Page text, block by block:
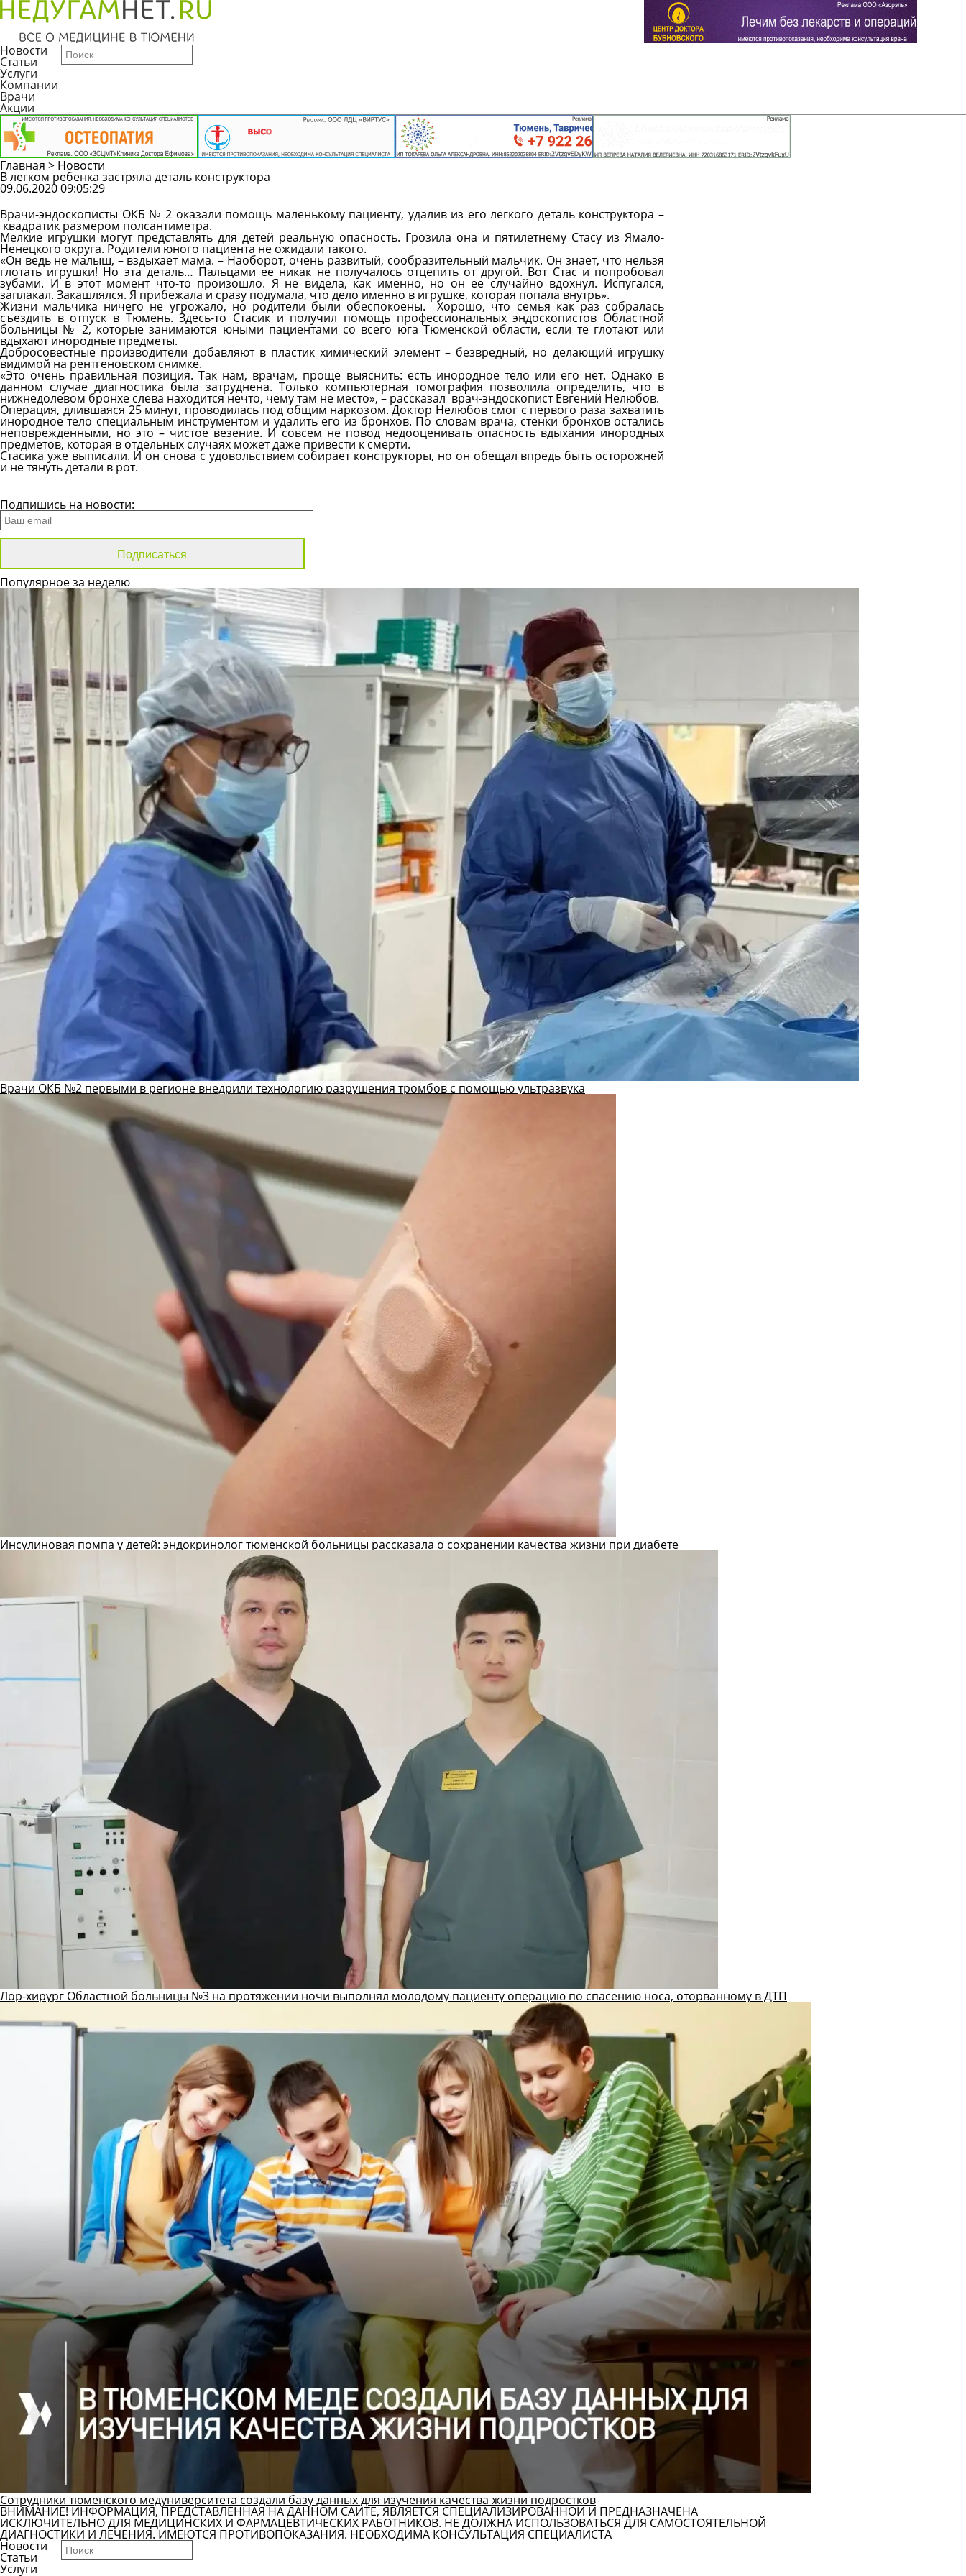
Новости
Статьи
Услуги
Компании
Врачи
Акции
Главная > Новости
В легком ребенка застряла деталь конструктора
09.06.2020 09:05:29
Врачи-эндоскописты ОКБ № 2 оказали помощь маленькому пациенту, удалив из его легкого деталь конструктора –
квадратик размером полсантиметра.
Мелкие игрушки могут представлять для детей реальную опасность. Грозила она и пятилетнему Стасу из Ямало-
Ненецкого округа. Родители юного пациента не ожидали такого.
«Он ведь не малыш, – вздыхает мама. – Наоборот, очень развитый, сообразительный мальчик. Он знает, что нельзя
глотать игрушки! Но эта деталь… Пальцами ее никак не получалось отцепить от другой. Вот Стас и попробовал
зубами. И в этот момент что-то произошло. Я не видела, как именно, но он ее случайно вдохнул. Испугался,
заплакал. Закашлялся. Я прибежала и сразу подумала, что дело именно в игрушке, которая попала внутрь».
Жизни мальчика ничего не угрожало, но родители были обеспокоены. Хорошо, что семья как раз собралась
съездить в отпуск в Тюмень. Здесь-то Стасик и получил помощь профессиональных эндоскопистов Областной
больницы № 2, которые занимаются юными пациентами со всего юга Тюменской области, если те глотают или
вдыхают инородные предметы.
Добросовестные производители добавляют в пластик химический элемент – безвредный, но делающий игрушку
видимой на рентгеновском снимке.
«Это очень правильная позиция. Так нам, врачам, проще выяснить: есть инородное тело или его нет. Однако в
данном случае диагностика была затруднена. Только компьютерная томография позволила определить, что в
нижнедолевом бронхе слева находится нечто, чему там не место», – рассказал врач-эндоскопист Евгений Нелюбов.
Операция, длившаяся 25 минут, проводилась под общим наркозом. Доктор Нелюбов смог с первого раза захватить
инородное тело специальным инструментом и удалить его из бронхов. По словам врача, стенки бронхов остались
неповрежденными, но это – чистое везение. И совсем не повод недооценивать опасность вдыхания инородных
предметов, которая в отдельных случаях может даже привести к смерти.
Стасика уже выписали. И он снова с удовольствием собирает конструкторы, но он обещал впредь быть осторожней
и не тянуть детали в рот.
Подпишись на новости:
Популярное за неделю
Врачи ОКБ №2 первыми в регионе внедрили технологию разрушения тромбов с помощью ультразвука
Инсулиновая помпа у детей: эндокринолог тюменской больницы рассказала о сохранении качества жизни при диабете
Лор-хирург Областной больницы №3 на протяжении ночи выполнял молодому пациенту операцию по спасению носа, оторванному в ДТП
Сотрудники тюменского медуниверситета создали базу данных для изучения качества жизни подростков
ВНИМАНИЕ! ИНФОРМАЦИЯ, ПРЕДСТАВЛЕННАЯ НА ДАННОМ САЙТЕ, ЯВЛЯЕТСЯ СПЕЦИАЛИЗИРОВАННОЙ И ПРЕДНАЗНАЧЕНА
ИСКЛЮЧИТЕЛЬНО ДЛЯ МЕДИЦИНСКИХ И ФАРМАЦЕВТИЧЕСКИХ РАБОТНИКОВ. НЕ ДОЛЖНА ИСПОЛЬЗОВАТЬСЯ ДЛЯ САМОСТОЯТЕЛЬНОЙ
ДИАГНОСТИКИ И ЛЕЧЕНИЯ. ИМЕЮТСЯ ПРОТИВОПОКАЗАНИЯ. НЕОБХОДИМА КОНСУЛЬТАЦИЯ СПЕЦИАЛИСТА
Новости
Статьи
Услуги